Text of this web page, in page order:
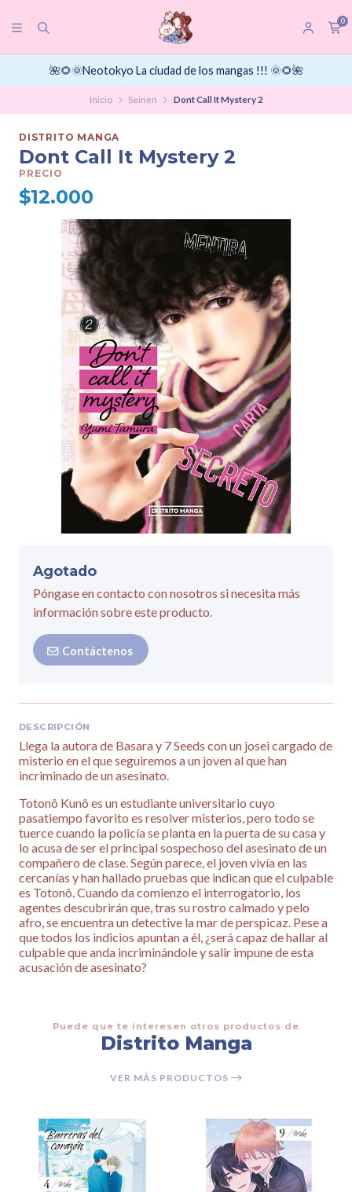
0
🌺🌻🌞Neotokyo La ciudad de los mangas !!! 🌞🌻🌺
Inicio Seinen Dont Call It Mystery 2
DISTRITO MANGA
Dont Call It Mystery 2
PRECIO
$12.000
Agotado
Póngase en contacto con nosotros si necesita más
información sobre este producto.
Contáctenos
DESCRIPCIÓN
Llega la autora de Basara y 7 Seeds con un josei cargado de
misterio en el que seguiremos a un joven al que han
incriminado de un asesinato.
Totonô Kunô es un estudiante universitario cuyo
pasatiempo favorito es resolver misterios, pero todo se
tuerce cuando la policía se planta en la puerta de su casa y
lo acusa de ser el principal sospechoso del asesinato de un
compañero de clase. Según parece, el joven vivía en las
cercanías y han hallado pruebas que indican que el culpable
es Totonô. Cuando da comienzo el interrogatorio, los
agentes descubrirán que, tras su rostro calmado y pelo
afro, se encuentra un detective la mar de perspicaz. Pese a
que todos los indicios apuntan a él, ¿será capaz de hallar al
culpable que anda incriminándole y salir impune de esta
acusación de asesinato?
Puede que te interesen otros productos de
Distrito Manga
VER MÁS PRODUCTOS